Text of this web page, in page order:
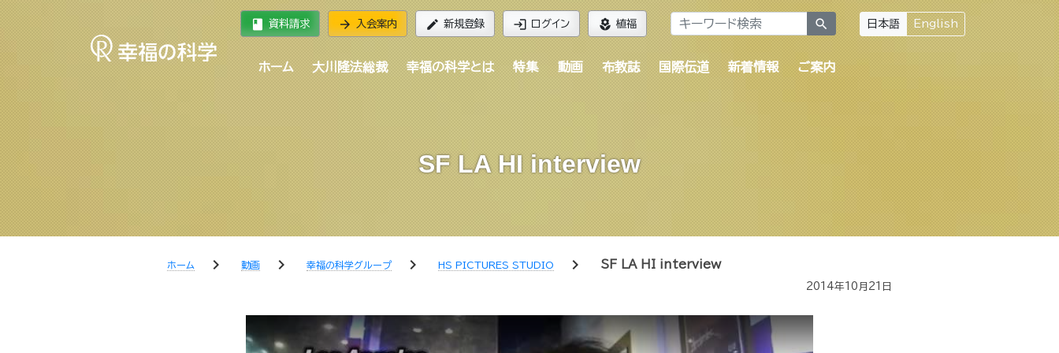
book 資料請求 arrow_forward 入会案内 edit 新規登録 login ログイン local_florist 植福 search 日本語 English
ホーム 大川隆法総裁 幸福の科学とは 特集 動画 布教誌 国際伝道 新着情報 ご案内
SF LA HI interview
ホーム chevron_right 動画 chevron_right 幸福の科学グループ chevron_right HS PICTURES STUDIO chevron_right SF LA HI interview
2014年10月21日